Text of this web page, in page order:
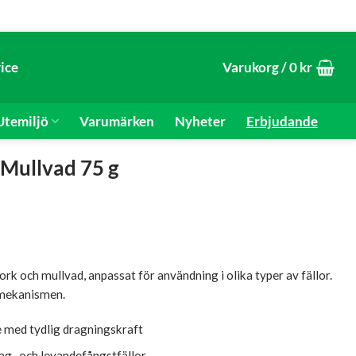
Varukorg /0 kr
Varumärken Nyheter Erbjudande
75 g
och mullvad, anpassat för användning i olika typer av fällor.
tydlig dragningskraft